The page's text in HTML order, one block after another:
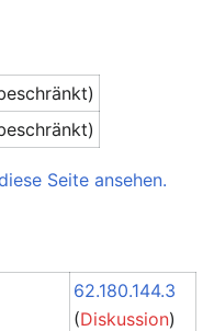
Seite ansehen.
62.180.144.3
(Diskussion)